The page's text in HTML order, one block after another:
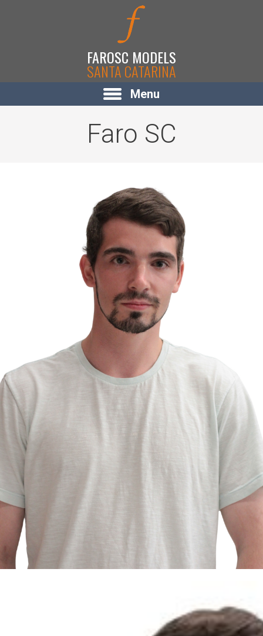
FAROSC MODELS
SANTA CATARINA
Menu
Faro SC